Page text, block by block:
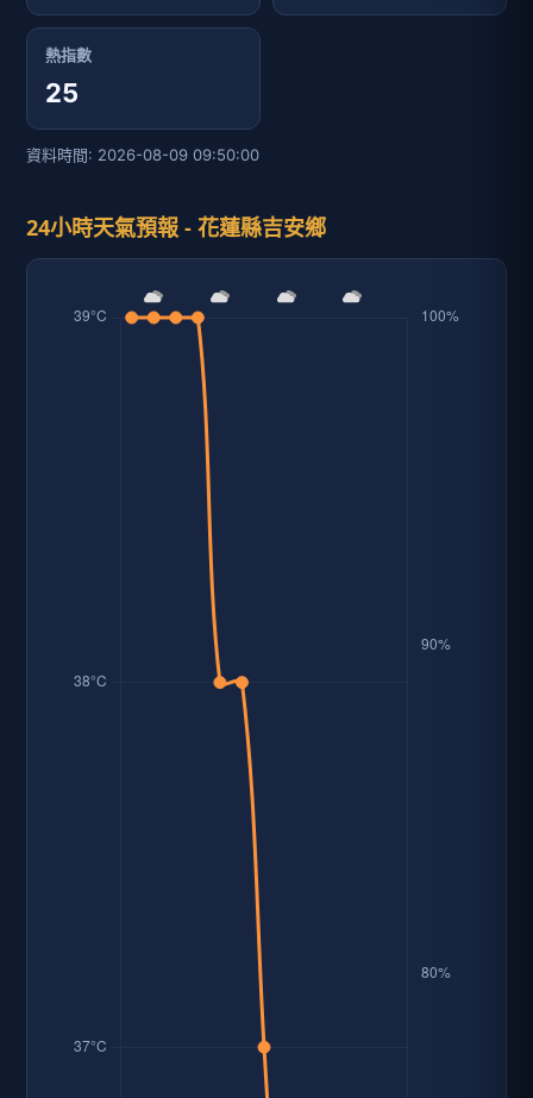
熱指數
25
資料時間: 2026-08-09 09:50:00
24小時天氣預報 - 花蓮縣吉安鄉